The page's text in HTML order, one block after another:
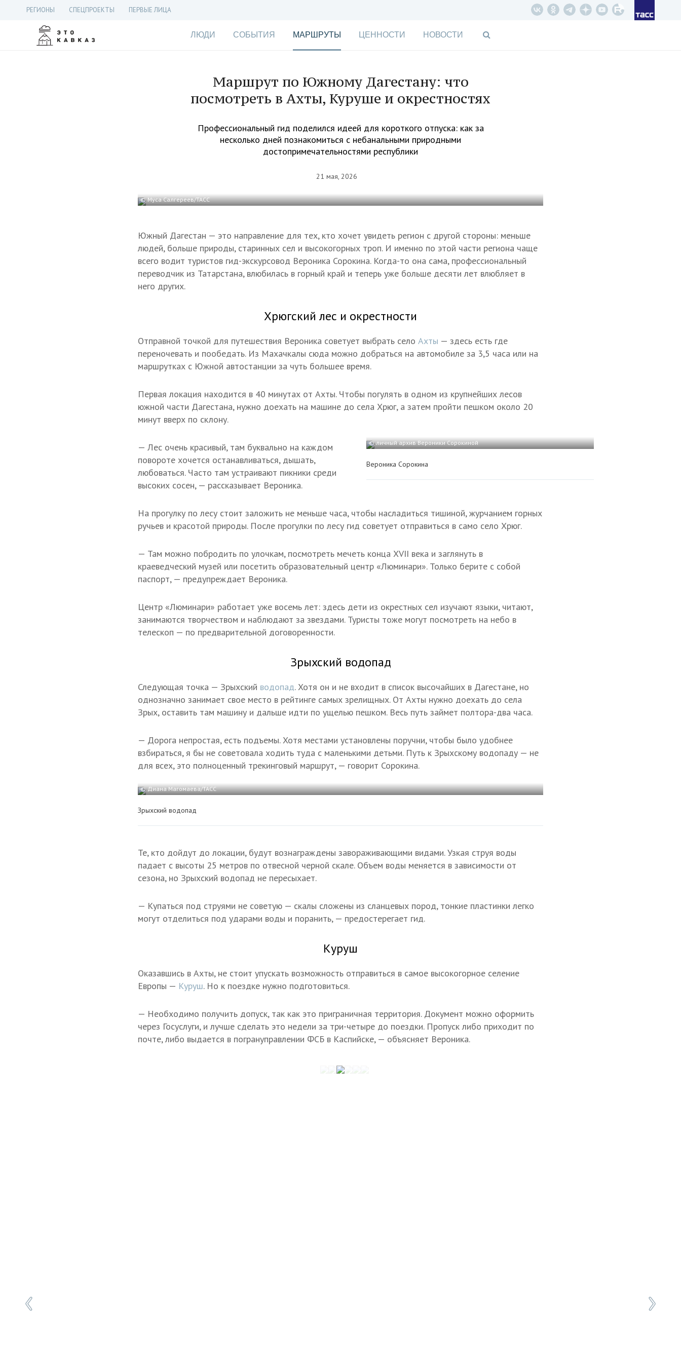
РЕГИОНЫ СПЕЦПРОЕКТЫ ПЕРВЫЕ ЛИЦА
ЛЮДИ СОБЫТИЯ МАРШРУТЫ ЦЕННОСТИ НОВОСТИ
Маршрут по Южному Дагестану: что
посмотреть в Ахты, Куруше и окрестностях
Профессиональный гид поделился идеей для короткого отпуска: как за
несколько дней познакомиться с небанальными природными
достопримечательностями республики
21 мая, 2026
© Муса Салгереев/ТАСС
Южный Дагестан — это направление для тех, кто хочет увидеть регион с другой стороны: меньше
людей, больше природы, старинных сел и высокогорных троп. И именно по этой части региона чаще
всего водит туристов гид-экскурсовод Вероника Сорокина. Когда-то она сама, профессиональный
переводчик из Татарстана, влюбилась в горный край и теперь уже больше десяти лет влюбляет в
него других.
Хрюгский лес и окрестности
Отправной точкой для путешествия Вероника советует выбрать село Ахты — здесь есть где
переночевать и пообедать. Из Махачкалы сюда можно добраться на автомобиле за 3,5 часа или на
маршрутках с Южной автостанции за чуть большее время.
Первая локация находится в 40 минутах от Ахты. Чтобы погулять в одном из крупнейших лесов
южной части Дагестана, нужно доехать на машине до села Хрюг, а затем пройти пешком около 20
минут вверх по склону.
© личный архив Вероники Сорокиной
Вероника Сорокина
— Лес очень красивый, там буквально на каждом
повороте хочется останавливаться, дышать,
любоваться. Часто там устраивают пикники среди
высоких сосен, — рассказывает Вероника.
На прогулку по лесу стоит заложить не меньше часа, чтобы насладиться тишиной, журчанием горных
ручьев и красотой природы. После прогулки по лесу гид советует отправиться в само село Хрюг.
— Там можно побродить по улочкам, посмотреть мечеть конца XVII века и заглянуть в
краеведческий музей или посетить образовательный центр «Люминари». Только берите с собой
паспорт, — предупреждает Вероника.
Центр «Люминари» работает уже восемь лет: здесь дети из окрестных сел изучают языки, читают,
занимаются творчеством и наблюдают за звездами. Туристы тоже могут посмотреть на небо в
телескоп — по предварительной договоренности.
Зрыхский водопад
Следующая точка — Зрыхский водопад. Хотя он и не входит в список высочайших в Дагестане, но
однозначно занимает свое место в рейтинге самых зрелищных. От Ахты нужно доехать до села
Зрых, оставить там машину и дальше идти по ущелью пешком. Весь путь займет полтора-два часа.
— Дорога непростая, есть подъемы. Хотя местами установлены поручни, чтобы было удобнее
взбираться, я бы не советовала ходить туда с маленькими детьми. Путь к Зрыхскому водопаду — не
для всех, это полноценный трекинговый маршрут, — говорит Сорокина.
© Диана Магомаева/ТАСС
Зрыхский водопад
Те, кто дойдут до локации, будут вознаграждены завораживающими видами. Узкая струя воды
падает с высоты 25 метров по отвесной черной скале. Объем воды меняется в зависимости от
сезона, но Зрыхский водопад не пересыхает.
— Купаться под струями не советую — скалы сложены из сланцевых пород, тонкие пластинки легко
могут отделиться под ударами воды и поранить, — предостерегает гид.
Куруш
Оказавшись в Ахты, не стоит упускать возможность отправиться в самое высокогорное селение
Европы — Куруш. Но к поездке нужно подготовиться.
— Необходимо получить допуск, так как это приграничная территория. Документ можно оформить
через Госуслуги, и лучше сделать это недели за три-четыре до поездки. Пропуск либо приходит по
почте, либо выдается в погрануправлении ФСБ в Каспийске, — объясняет Вероника.